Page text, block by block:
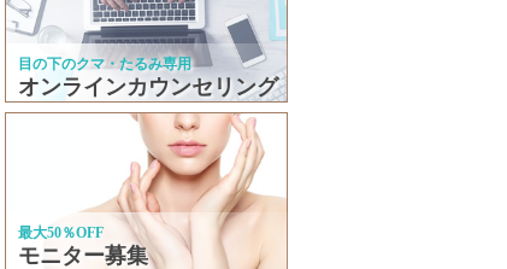
目の下のクマ・たるみ専用
オンラインカウンセリング
最大50％OFF
モニター募集